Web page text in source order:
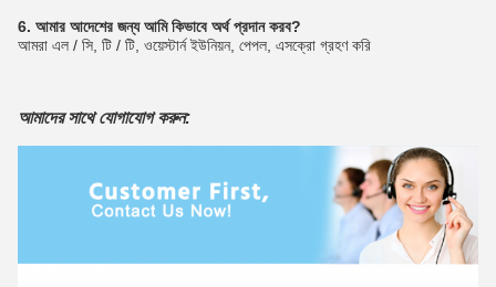
6. আমার আদেশের জন্য আমি কিভাবে অর্থ প্রদান করব?
আমরা এল / সি, টি / টি, ওয়েস্টার্ন ইউনিয়ন, পেপল, এসক্রো গ্রহণ করি
আমাদের সাথে যোগাযোগ করুন: